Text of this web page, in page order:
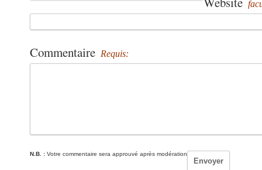
Commentaire Requis:
N.B. : Votre commentaire sera approuvé après modération